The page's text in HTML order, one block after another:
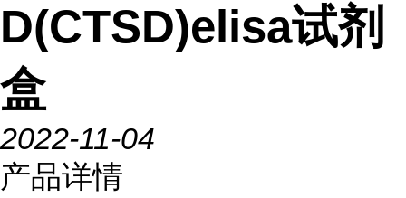
D(CTSD)elisa试剂
盒
2022-11-04
产品详情